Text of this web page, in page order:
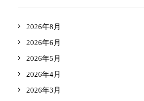
2026年8月
2026年6月
2026年5月
2026年4月
2026年3月